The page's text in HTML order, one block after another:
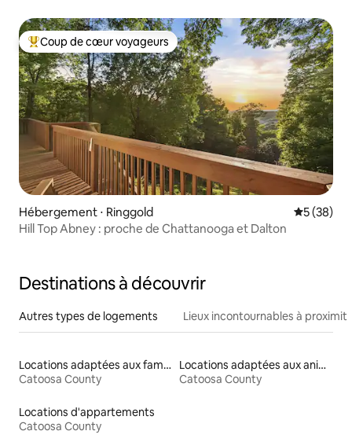
Coups de cœur voyageurs les plus appréciés
Coup de cœur voyageurs
Hébergement ⋅ Ringgold
5 (38)
Hill Top Abney : proche de Chattanooga et Dalton
Destinations à découvrir
Autres types de logements Lieux incontournables à
Locations adaptées aux familles
Catoosa County
Locations adaptées aux animaux
Catoosa County
Locations d'appartements
Catoosa County